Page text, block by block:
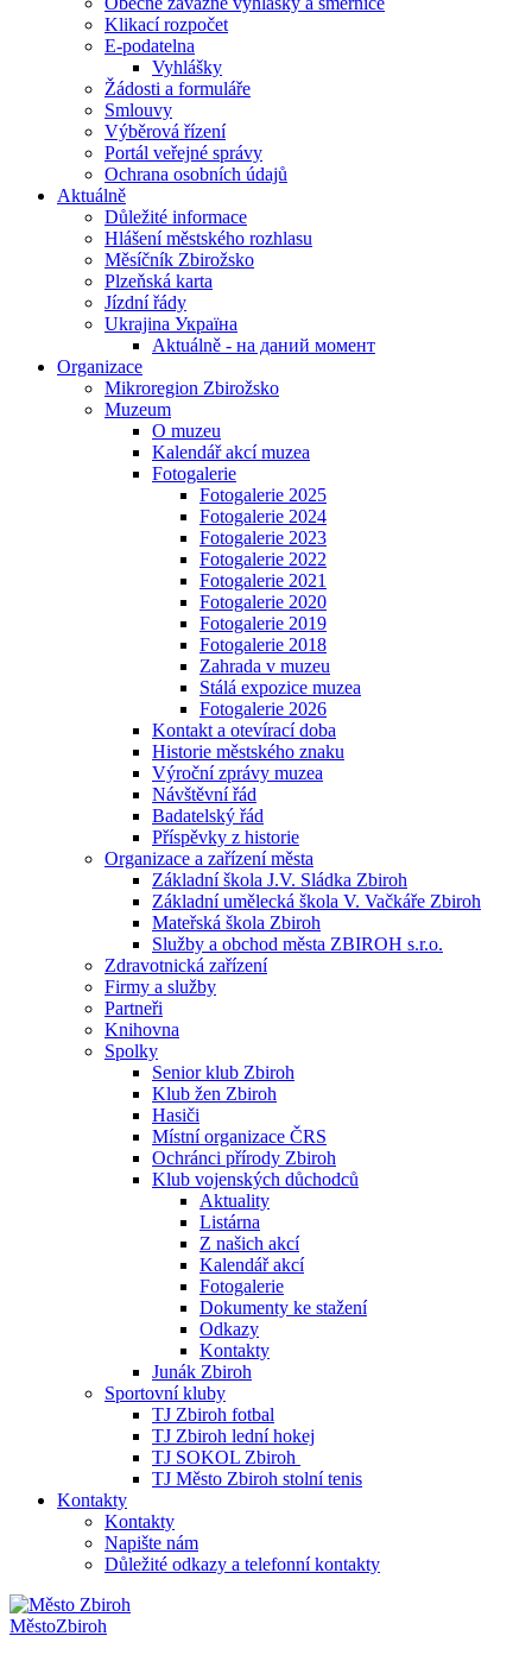
Klikací rozpočet
E-podatelna
Vyhlášky
Žádosti a formuláře
Smlouvy
Výběrová řízení
Portál veřejné správy
Ochrana osobních údajů
Aktuálně
Důležité informace
Hlášení městského rozhlasu
Měsíčník Zbirožsko
Plzeňská karta
Jízdní řády
Ukrajina Україна
Aktuálně - на даний момент
Organizace
Mikroregion Zbirožsko
Muzeum
O muzeu
Kalendář akcí muzea
Fotogalerie
Fotogalerie 2025
Fotogalerie 2024
Fotogalerie 2023
Fotogalerie 2022
Fotogalerie 2021
Fotogalerie 2020
Fotogalerie 2019
Fotogalerie 2018
Zahrada v muzeu
Stálá expozice muzea
Fotogalerie 2026
Kontakt a otevírací doba
Historie městského znaku
Výroční zprávy muzea
Návštěvní řád
Badatelský řád
Příspěvky z historie
Organizace a zařízení města
Základní škola J.V. Sládka Zbiroh
Základní umělecká škola V. Vačkáře Zbiroh
Mateřská škola Zbiroh
Služby a obchod města ZBIROH s.r.o.
Zdravotnická zařízení
Firmy a služby
Partneři
Knihovna
Spolky
Senior klub Zbiroh
Klub žen Zbiroh
Hasiči
Místní organizace ČRS
Ochránci přírody Zbiroh
Klub vojenských důchodců
Aktuality
Listárna
Z našich akcí
Kalendář akcí
Fotogalerie
Dokumenty ke stažení
Odkazy
Kontakty
Junák Zbiroh
Sportovní kluby
TJ Zbiroh fotbal
TJ Zbiroh lední hokej
TJ SOKOL Zbiroh
TJ Město Zbiroh stolní tenis
Kontakty
Kontakty
Napište nám
Důležité odkazy a telefonní kontakty
MěstoZbiroh